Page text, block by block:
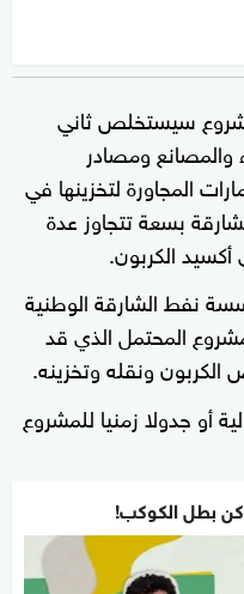
سيستخلص ثاني
والمصانع ومصادر
المجاورة لتخزينها في
بسعة تتجاوز عدة
الكربون.
نفط الشارقة الوطنية
المحتمل الذي قد
ونقله وتخزينه.
أو جدولا زمنيا للمشروع
بطل الكوكب!